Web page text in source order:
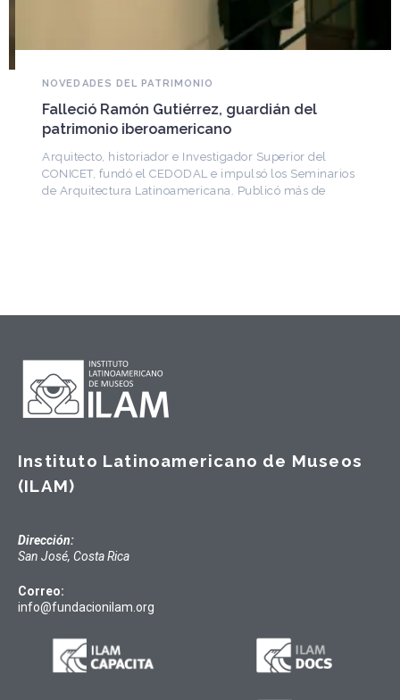
NOVEDADES DEL PATRIMONIO
Falleció Ramón Gutiérrez, guardián del
patrimonio iberoamericano
Arquitecto, historiador e Investigador Superior del
CONICET, fundó el CEDODAL e impulsó los Seminarios
de Arquitectura Latinoamericana. Publicó más de
Instituto Latinoamericano de Museos
(ILAM)
Dirección:
San José, Costa Rica
Correo:
info@fundacionilam.org